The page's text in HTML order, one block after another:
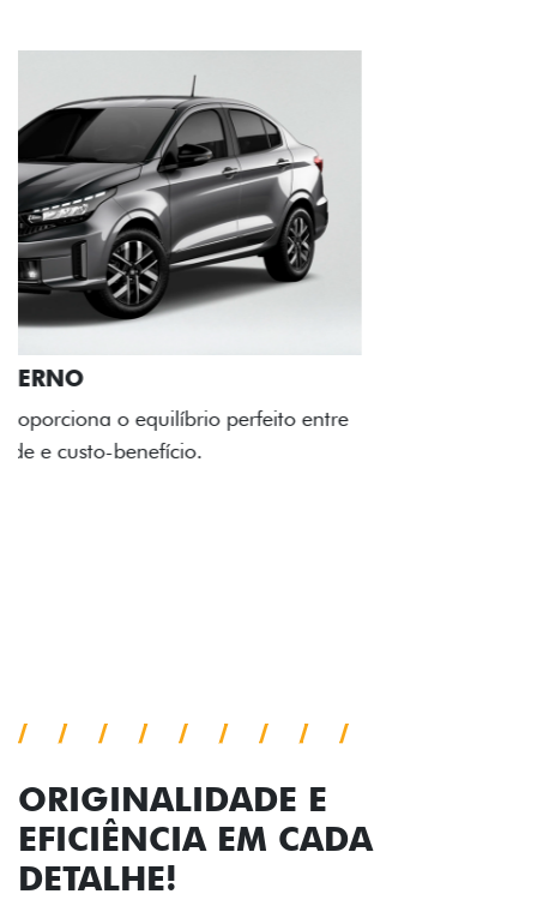
RODAS DE LIGA-LEVE
As rodas de liga leve com desenho dinâmico e
acabamento diamantado elevam o estilo do Fiat
ORIGINALIDADE E
EFICIÊNCIA EM CADA
DETALHE!